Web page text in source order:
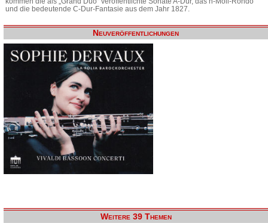
und die bedeutende C-Dur-Fantasie aus dem Jahr 1827.
Neuveröffentlichungen
Weitere 39 Themen